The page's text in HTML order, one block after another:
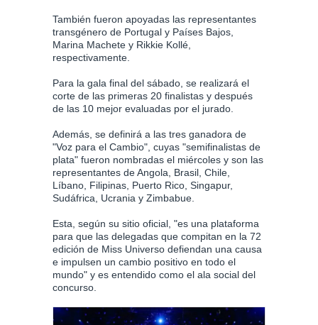
También fueron apoyadas las representantes
transgénero de Portugal y Países Bajos,
Marina Machete y Rikkie Kollé,
respectivamente.
Para la gala final del sábado, se realizará el
corte de las primeras 20 finalistas y después
de las 10 mejor evaluadas por el jurado.
Además, se definirá a las tres ganadora de
"Voz para el Cambio", cuyas "semifinalistas de
plata" fueron nombradas el miércoles y son las
representantes de Angola, Brasil, Chile,
Líbano, Filipinas, Puerto Rico, Singapur,
Sudáfrica, Ucrania y Zimbabue.
Esta, según su sitio oficial, "es una plataforma
para que las delegadas que compitan en la 72
edición de Miss Universo defiendan una causa
e impulsen un cambio positivo en todo el
mundo" y es entendido como el ala social del
concurso.